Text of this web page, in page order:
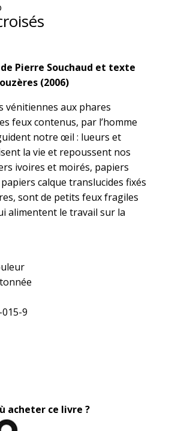
Pierre Souchaud et texte
(2006)
vénitiennes aux phares
feux contenus, par l’homme
notre œil : lueurs et
la vie et repoussent nos
ivoires et moirés, papiers
calque translucides fixés
sont de petits feux fragiles
alimentent le travail sur la
9
acheter ce livre ?